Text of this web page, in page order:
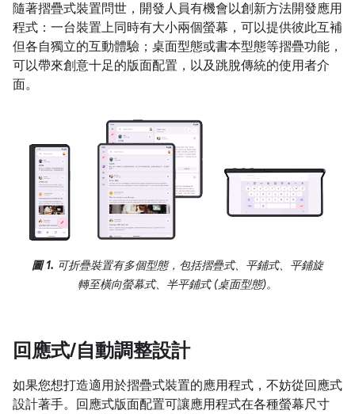
隨著摺疊式裝置問世，開發人員有機會以創新方法開發應用
程式：一台裝置上同時有大小兩個螢幕，可以提供彼此互補
但各自獨立的互動體驗；桌面型態或書本型態等摺疊功能，
可以帶來創意十足的版面配置，以及跳脫傳統的使用者介
面。
圖 1. 可折疊裝置有多個型態，包括摺疊式、平鋪式、平鋪旋
轉至橫向螢幕式、半平鋪式 (桌面型態)。
回應式/自動調整設計
如果您想打造適用於摺疊式裝置的應用程式，不妨從回應式
設計著手。回應式版面配置可讓應用程式在各種螢幕尺寸